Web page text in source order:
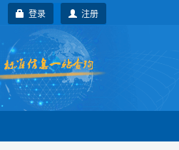
注册
登录